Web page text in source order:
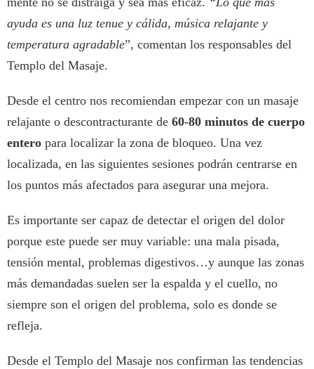
ayuda es una luz tenue y cálida, música relajante y
temperatura agradable”, comentan los responsables del
Templo del Masaje.
Desde el centro nos recomiendan empezar con un masaje
relajante o descontracturante de 60-80 minutos de cuerpo
entero para localizar la zona de bloqueo. Una vez
localizada, en las siguientes sesiones podrán centrarse en
los puntos más afectados para asegurar una mejora.
Es importante ser capaz de detectar el origen del dolor
porque este puede ser muy variable: una mala pisada,
tensión mental, problemas digestivos…y aunque las zonas
más demandadas suelen ser la espalda y el cuello, no
siempre son el origen del problema, solo es donde se
refleja.
Desde el Templo del Masaje nos confirman las tendencias